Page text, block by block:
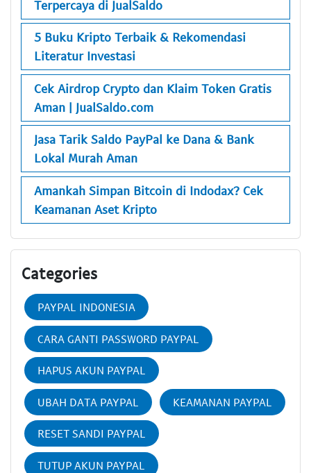
Terpercaya di JualSaldo
5 Buku Kripto Terbaik & Rekomendasi
Literatur Investasi
Cek Airdrop Crypto dan Klaim Token Gratis
Aman | JualSaldo.com
Jasa Tarik Saldo PayPal ke Dana & Bank
Lokal Murah Aman
Amankah Simpan Bitcoin di Indodax? Cek
Keamanan Aset Kripto
Categories
PAYPAL INDONESIA
CARA GANTI PASSWORD PAYPAL
HAPUS AKUN PAYPAL
UBAH DATA PAYPAL KEAMANAN PAYPAL
RESET SANDI PAYPAL
TUTUP AKUN PAYPAL